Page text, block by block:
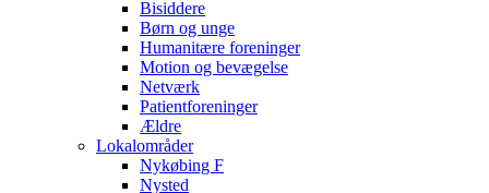
Bisiddere
Børn og unge
Humanitære foreninger
Motion og bevægelse
Netværk
Patientforeninger
Ældre
Lokalområder
Nykøbing F
Nysted